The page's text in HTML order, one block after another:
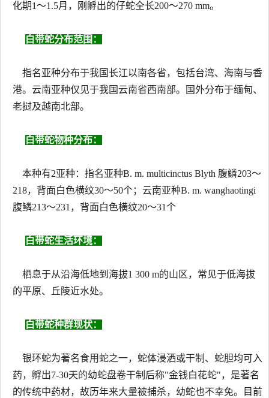
化期1～1.5月，刚孵出的仔蛇全长200～270 mm。
白带蛇分布范围：
指名亚种分布于我国长江以南各省，包括台湾、海南与香
港。云南亚种仅见于我国云南省西南部。国外分布于缅甸、
老挝及越南北部。
白带蛇物种分布：
本种有2亚种：指名亚种B. m. multicinctus Blyth 腹鳞203～
218，背面白色横纹30～50个；云南亚种B. m. wanghaotingi
腹鳞213～231，背面白色横纹20～31个
白带蛇生活环境：
栖息于从沿海低地到海拔1 300 m的山区，常见于低海拔
的平原、丘陵近水处。
白带蛇种群现状：
银环蛇为著名食用蛇之一，蛇体浸洒或干制、蛇胆均可入
药，孵出7-30天的幼蛇盘卷干制后称"金钱白花蛇"，是著名
的传统中药材，故历年来大量被捕杀，幼蛇也不幸免。目前